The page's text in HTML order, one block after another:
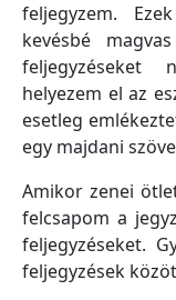
feljegyzem.
kevésbé
helyezem el az
esetleg
egy majdani
Amikor zenei
felcsapom a
feljegyzéseket.
feljegyzések